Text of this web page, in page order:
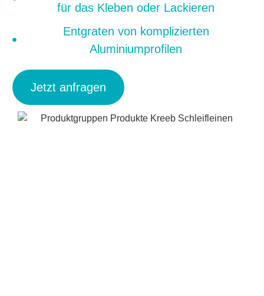
für das Kleben oder Lackieren
Entgraten von komplizierten
Aluminiumprofilen
Jetzt anfragen